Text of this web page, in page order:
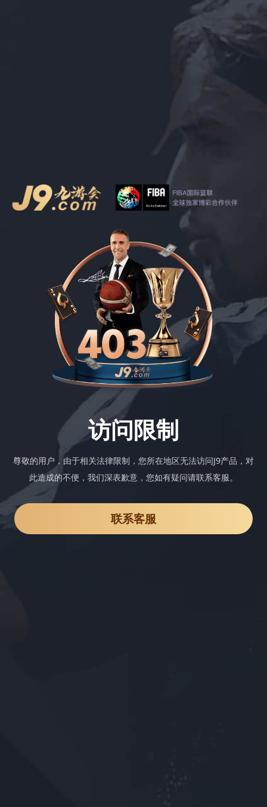
访问限制
尊敬的用户，由于相关法律限制，您所在地区无法访问J9产品，对
此造成的不便，我们深表歉意，您如有疑问请联系客服。
联系客服